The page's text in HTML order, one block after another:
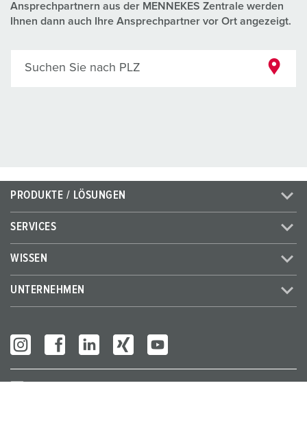
Ansprechpartnern aus der MENNEKES Zentrale werden
Ihnen dann auch Ihre Ansprechpartner vor Ort angezeigt.
Suchen Sie nach PLZ
PRODUKTE / LÖSUNGEN
SERVICES
WISSEN
UNTERNEHMEN